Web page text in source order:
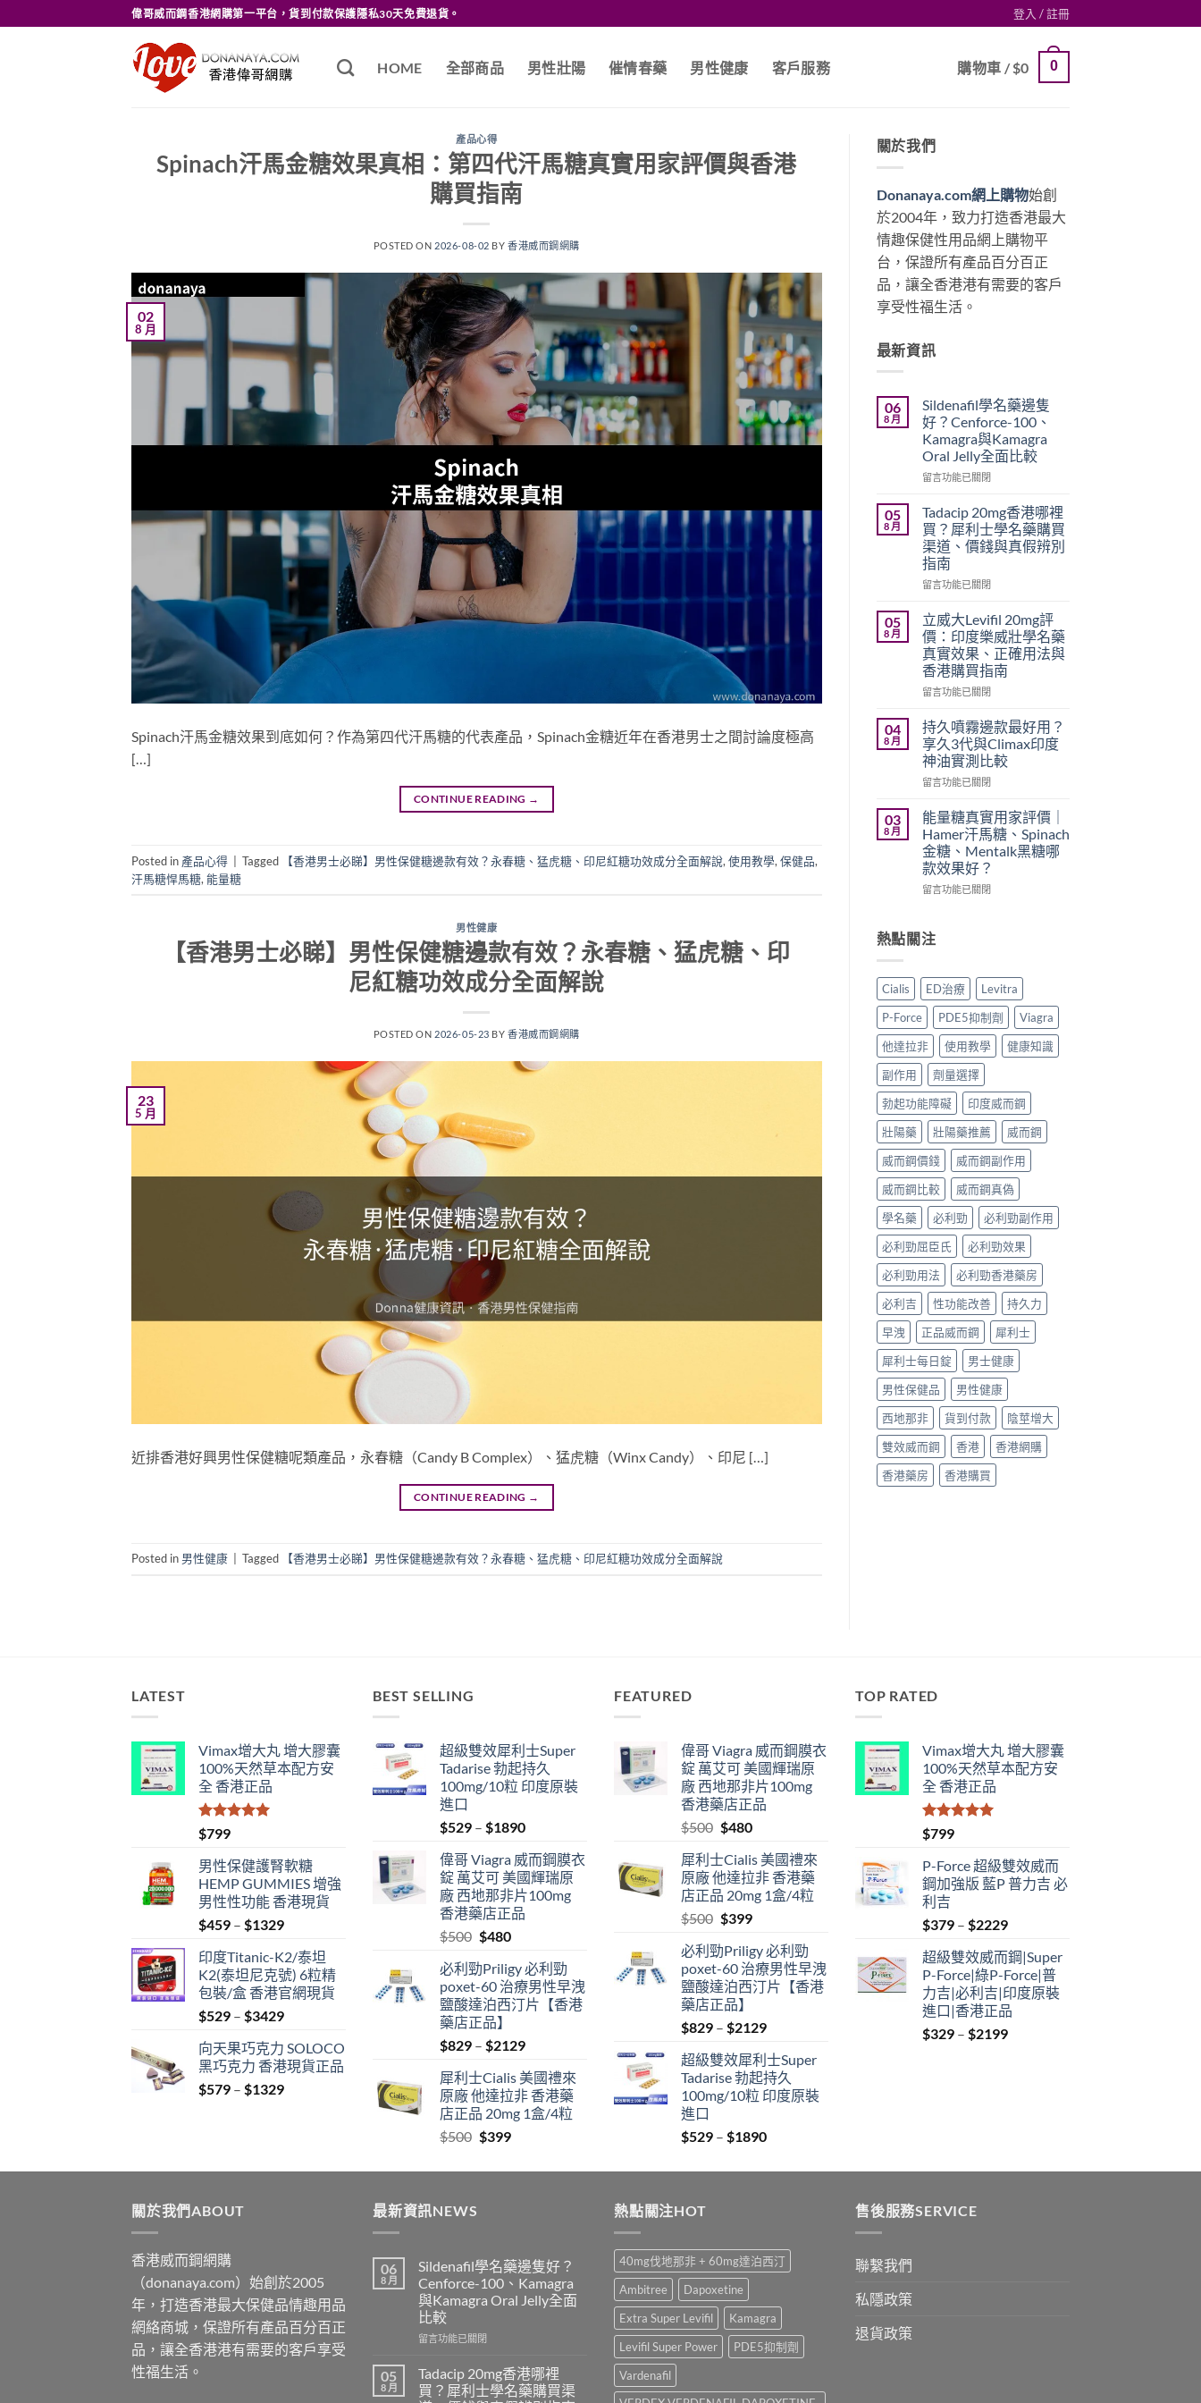
to
偉哥威而鋼香港網購第一平台，貨到付款保護隱私30天免費退貨。 登入 / 註冊
HOME 全部商品 男性壯陽 催情春藥 男性健康 客戶服務 購物車 /$0 0
產品心得
Spinach汗馬金糖效果真相：第四代汗馬糖真實用家評價與香港
購買指南
POSTED ON 2026-08-02 BY香港威而鋼網購
02
8 月
Spinach汗馬金糖效果到底如何？作為第四代汗馬糖的代表產品，Spinach金糖近年在香港男士之間討論度極高
[…]
CONTINUE READING →
Posted in 產品心得 Tagged 【香港男士必睇】男性保健糖邊款有效？永春糖、猛虎糖、印尼紅糖功效成分全面解說, 使用教學, 保健品,
汗馬糖悍馬糖, 能量糖
男性健康
【香港男士必睇】男性保健糖邊款有效？永春糖、猛虎糖、印
尼紅糖功效成分全面解說
POSTED ON 2026-05-23 BY香港威而鋼網購
23
5 月
近排香港好興男性保健糖呢類產品，永春糖（Candy B Complex）、猛虎糖（Winx Candy）、印尼 […]
CONTINUE READING →
Posted in 男性健康 Tagged 【香港男士必睇】男性保健糖邊款有效？永春糖、猛虎糖、印尼紅糖功效成分全面解說
關於我們
Donanaya.com網上購物始創
於2004年，致力打造香港最大
情趣保健性用品網上購物平
台，保證所有產品百分百正
品，讓全香港港有需要的客戶
享受性福生活。
最新資訊
06
8 月
Sildenafil學名藥邊隻
好？Cenforce-100、
Kamagra與Kamagra
Oral Jelly全面比較
在
學
名
藥
邊
隻
好？
100、
Kamagra
與
Kamagra
Oral
Jelly
面
比
較〉
中
留言功能已關閉
05
8 月
Tadacip 20mg香港哪裡
買？犀利士學名藥購買
渠道、價錢與真假辨別
指南
在
20mg
香
港
哪
裡
買？
利
士
學
名
藥
買
渠
道、
價
錢
與
辨
別
南〉
中
留言功能已關閉
05
8 月
立威大Levifil 20mg評
價：印度樂威壯學名藥
真實效果、正確用法與
香港購買指南
在
威
大
Levifil
20mg
評
印
度
樂
威
壯
學
真
實
果、
正
確
用
法
與
港
購
買
南〉
中
留言功能已關閉
04
8 月
持久噴霧邊款最好用？
享久3代與Climax印度
神油實測比較
在
久
噴
霧
邊
款
最
享
久
代
與
Climax
印
度
神
實
測
比
較〉
中
留言功能已關閉
03
8 月
能量糖真實用家評價｜
Hamer汗馬糖、Spinach
金糖、Mentalk黑糖哪
款效果好？
在
糖
真
用
家
評
價
｜
Hamer
馬
糖、
Spinach
糖、
Mentalk
黑
糖
哪
效
果
好？〉
中
留言功能已關閉
熱點關注
Cialis ED治療
Levitra
P-Force
PDE5抑制劑
Viagra
他達拉非
使用教學
健康知識
副作用
劑量選擇
勃起功能障礙
印度威而鋼
壯陽藥
壯陽藥推薦
威而鋼
威而鋼價錢
威而鋼副作用
威而鋼比較
威而鋼真偽
學名藥
必利勁
必利勁副作用
必利勁屈臣氏
必利勁效果
必利勁用法
必利勁香港藥房
必利吉
性功能改善
持久力
早洩
正品威而鋼
犀利士
犀利士每日錠
男士健康
男性保健品
男性健康
西地那非
貨到付款
陰莖增大
雙效威而鋼
香港
香港網購
香港藥房
香港購買
LATEST
Vimax增大丸 增大膠囊
100%天然草本配方安
全 香港正品
評分
滿分 5
$799
男性保健護腎軟糖
HEMP GUMMIES 增強
男性性功能 香港現貨
$459 – $1329Price
$459
through
$1329
印度Titanic-K2/泰坦
K2(泰坦尼克號) 6粒精
包裝/盒 香港官網現貨
$529 – $3429Price
$529
through
$3429
向天果巧克力 SOLOCO
黑巧克力 香港現貨正品
$579 – $1329Price
BEST SELLING
超級雙效犀利士Super
Tadarise 勃起持久
100mg/10粒 印度原裝
進口
$529 – $1890Price
$529
through
$1890
偉哥 Viagra 威而鋼膜衣
錠 萬艾可 美國輝瑞原
廠 西地那非片100mg
香港藥店正品
$500 Original
was:
$500.
$480Current
is:
$480.
必利勁Priligy 必利勁
poxet-60 治療男性早洩
鹽酸達泊西汀片【香港
藥店正品】
$829 – $2129Price
$829
through
$2129
犀利士Cialis 美國禮來
原廠 他達拉非 香港藥
店正品 20mg 1盒/4粒
$500 Original
was:
$399Current
is:
FEATURED
偉哥 Viagra 威而鋼膜衣
錠 萬艾可 美國輝瑞原
廠 西地那非片100mg
香港藥店正品
$500 Original
was:
$500.
$480Current
is:
$480.
犀利士Cialis 美國禮來
原廠 他達拉非 香港藥
店正品 20mg 1盒/4粒
$500 Original
was:
$500.
$399Current
is:
$399.
必利勁Priligy 必利勁
poxet-60 治療男性早洩
鹽酸達泊西汀片【香港
藥店正品】
$829 – $2129Price
$829
through
$2129
超級雙效犀利士Super
Tadarise 勃起持久
100mg/10粒 印度原裝
進口
$529 – $1890Price
$529
TOP RATED
Vimax增大丸 增大膠囊
100%天然草本配方安
全 香港正品
評分
滿分 5
$799
P-Force 超級雙效威而
鋼加強版 藍P 普力吉 必
利吉
$379 – $2229Price
$379
through
$2229
超級雙效威而鋼|Super
P-Force|綠P-Force|普
力吉|必利吉|印度原裝
進口|香港正品
$329 – $2199Price
關於我們ABOUT
香港威而鋼網購
（donanaya.com）始創於2005
年，打造香港最大保健品情趣用品
網絡商城，保證所有產品百分百正
品，讓全香港港有需要的客戶享受
性福生活。
最新資訊NEWS
06
8 月
Sildenafil學名藥邊隻好？
Cenforce-100、Kamagra
與Kamagra Oral Jelly全面
比較
在
學
名
藥
留言功能已關閉
05
8 月
Tadacip 20mg香港哪裡
買？犀利士學名藥購買渠
熱點關注HOT
40mg伐地那非 + 60mg達泊西汀
Ambitree
Dapoxetine
Extra Super Levifil
Kamagra
Levifil Super Power
PDE5抑制劑
Vardenafil
售後服務SERVICE
聯繫我們
私隱政策
退貨政策